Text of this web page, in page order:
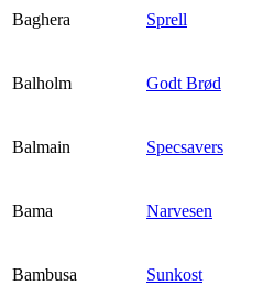
Baghera Sprell
Balholm Godt Brød
Balmain Specsavers
Bama Narvesen
Bambusa Sunkost